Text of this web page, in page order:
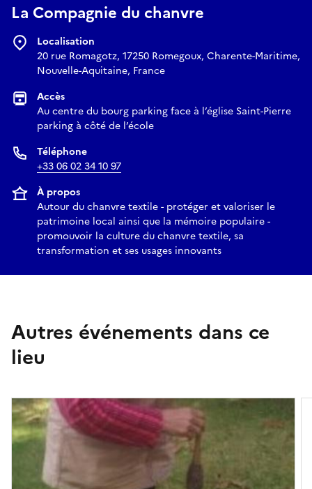
La Compagnie du chanvre
Localisation
20 rue Romagotz, 17250 Romegoux, Charente-Maritime,
Nouvelle-Aquitaine, France
Accès
Au centre du bourg parking face à l’église Saint-Pierre
parking à côté de l’école
Téléphone
+33 06 02 34 10 97
À propos
Autour du chanvre textile - protéger et valoriser le
patrimoine local ainsi que la mémoire populaire -
promouvoir la culture du chanvre textile, sa
transformation et ses usages innovants
Autres événements dans ce
lieu